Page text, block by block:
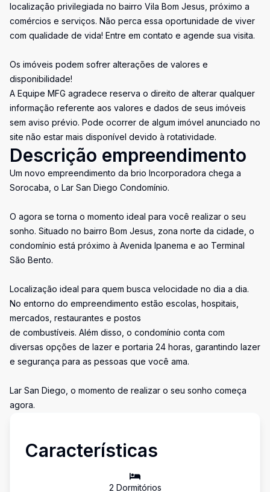
localização privilegiada no bairro Vila Bom Jesus, próximo a
comércios e serviços. Não perca essa oportunidade de viver
com qualidade de vida! Entre em contato e agende sua visita.
Os imóveis podem sofrer alterações de valores e
disponibilidade!
A Equipe MFG agradece reserva o direito de alterar qualquer
informação referente aos valores e dados de seus imóveis
sem aviso prévio. Pode ocorrer de algum imóvel anunciado no
site não estar mais disponível devido à rotatividade.
Descrição empreendimento
Um novo empreendimento da brio Incorporadora chega a
Sorocaba, o Lar San Diego Condomínio.
O agora se torna o momento ideal para você realizar o seu
sonho. Situado no bairro Bom Jesus, zona norte da cidade, o
condomínio está próximo à Avenida Ipanema e ao Terminal
São Bento.
Localização ideal para quem busca velocidade no dia a dia.
No entorno do empreendimento estão escolas, hospitais,
mercados, restaurantes e postos
de combustíveis. Além disso, o condomínio conta com
diversas opções de lazer e portaria 24 horas, garantindo lazer
e segurança para as pessoas que você ama.
Lar San Diego, o momento de realizar o seu sonho começa
agora.
Características
2 Dormitórios